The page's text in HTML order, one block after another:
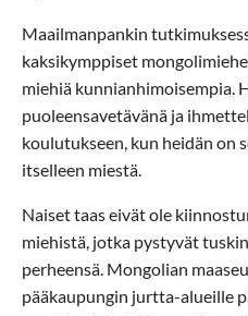
Maailmanpankin
kaksikymppiset
miehiä kunnianhimoisempia.
puoleensavetävänä ja
koulutukseen, kun heidän on
itselleen miestä.
Naiset taas eivät ole
miehistä, jotka pystyvät
perheensä. Mongolian
pääkaupungin jurtta-alueille